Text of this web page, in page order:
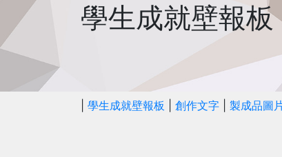
學生成就壁報板
學生成就壁報板 創作文字 製成品圖